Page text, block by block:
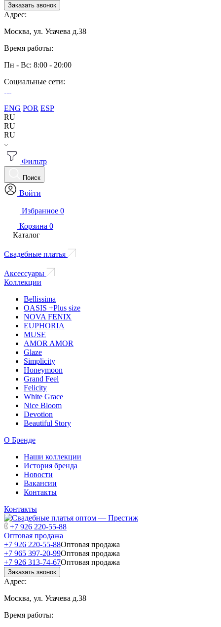
Заказать звонок
Адрес:
Москва, ул. Усачева д.38
Время работы:
Пн - Вс: 8:00 - 20:00
Социальные сети:
ENG POR ESP
RU
RU
RU
Фильтр
Поиск
Войти
Избранное 0
Корзина 0
Каталог
Свадебные платья
Аксессуары
Коллекции
Bellissima
OASIS +Plus size
NOVA FENIX
EUPHORIA
MUSE
AMOR AMOR
Glaze
Simplicity
Honeymoon
Grand Feel
Felicity
White Grace
Nice Bloom
Devotion
Beautiful Story
О Бренде
Наши коллекции
История бренда
Новости
Вакансии
Контакты
Контакты
+7 926 220-55-88
Оптовая продажа
+7 926 220-55-88Оптовая продажа
+7 965 397-20-99Оптовая продажа
+7 926 313-74-67Оптовая продажа
Заказать звонок
Адрес:
Москва, ул. Усачева д.38
Время работы: